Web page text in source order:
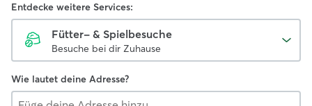
Entdecke weitere Services:
Fütter- & Spielbesuche
Besuche bei dir Zuhause
Wie lautet deine Adresse?